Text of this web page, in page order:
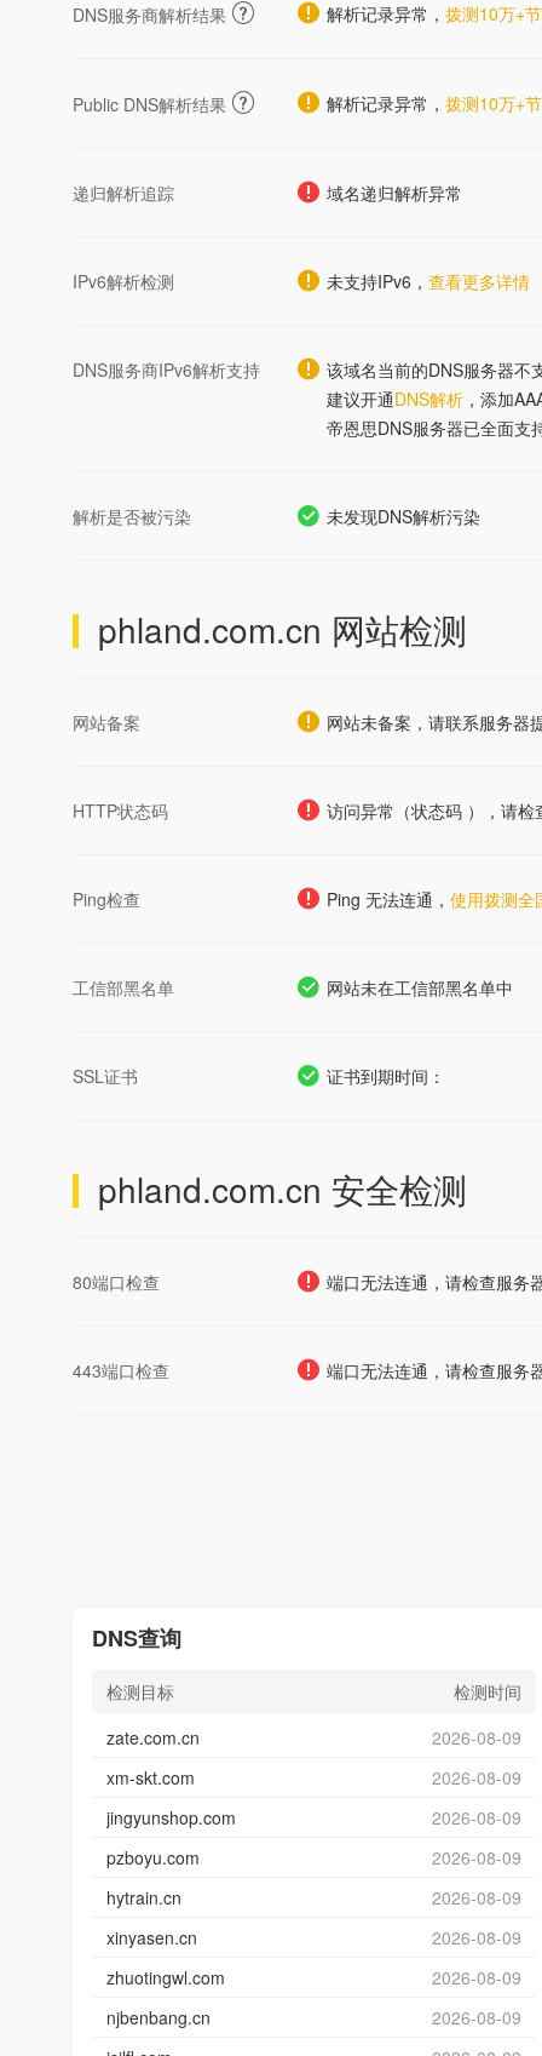
DNS服务商解析结果 解析记录异常， 拨测10万+
Public DNS解析结果 解析记录异常， 拨测10万+
递归解析追踪 域名递归解析异常
IPv6解析检测 未支持IPv6， 查看更多详情
DNS服务商IPv6解析支持
该域名当前的DNS服务器不
建议开通DNS解析 ，添加
帝恩思DNS服务器已全面支
解析是否被污染 未发现DNS解析污染
phland.com.cn 网站检测
网站备案 网站未备案，请联系服务器
HTTP状态码 访问异常（状态码 ），请检
Ping检查 Ping 无法连通， 使用拨测全
工信部黑名单 网站未在工信部黑名单中
SSL证书 证书到期时间：
phland.com.cn 安全检测
80端口检查 端口无法连通，请检查服务
443端口检查 端口无法连通，请检查服务
DNS查询
检测目标
检测时间
zate.com.cn
2026-08-09
xm-skt.com
2026-08-09
jingyunshop.com
2026-08-09
pzboyu.com
2026-08-09
hytrain.cn
2026-08-09
xinyasen.cn
2026-08-09
zhuotingwl.com
2026-08-09
njbenbang.cn
2026-08-09